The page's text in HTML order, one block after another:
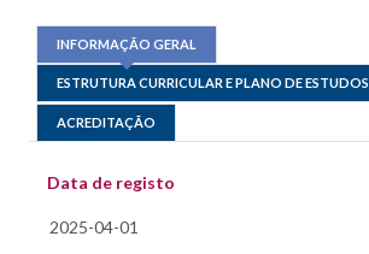
INFORMAÇÃO GERAL
ESTRUTURA CURRICULAR E PLANO DE ESTUDOS
ACREDITAÇÃO
Data de registo